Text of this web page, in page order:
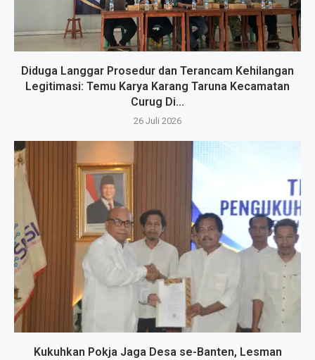
Diduga Langgar Prosedur dan Terancam Kehilangan
Legitimasi: Temu Karya Karang Taruna Kecamatan
Curug Di...
26 Juli 2026
Kukuhkan Pokja Jaga Desa se-Banten, Lesman